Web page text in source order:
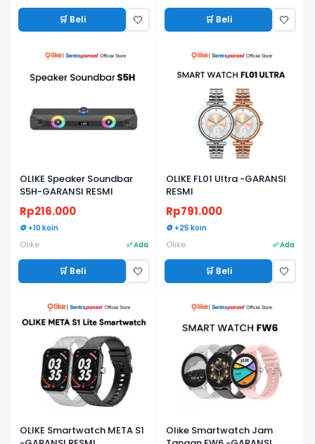
🛒 Beli 🤍 🛒 Beli 🤍
OLIKE Speaker Soundbar
S5H-GARANSI RESMI
Rp216.000
🪙 +10 koin
Olike ✅ Ada
🛒 Beli 🤍
OLIKE FL01 Ultra -GARANSI
RESMI
Rp791.000
🪙 +25 koin
Olike ✅ Ada
🛒 Beli 🤍
OLIKE Smartwatch META S1
Olike Smartwatch Jam